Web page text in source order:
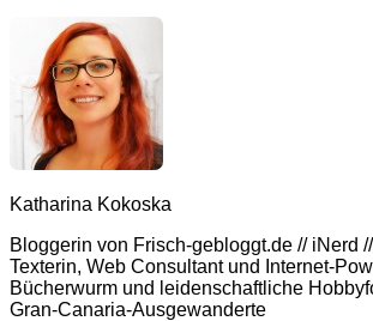
Katharina Kokoska
Bloggerin von Frisch-gebloggt.de // iNerd
Texterin, Web Consultant und Internet-
Bücherwurm und leidenschaftliche
Gran-Canaria-Ausgewanderte